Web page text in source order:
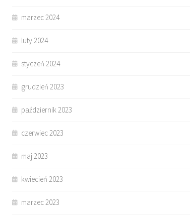
marzec 2024
luty 2024
styczeń 2024
grudzień 2023
październik 2023
czerwiec 2023
maj 2023
kwiecień 2023
marzec 2023